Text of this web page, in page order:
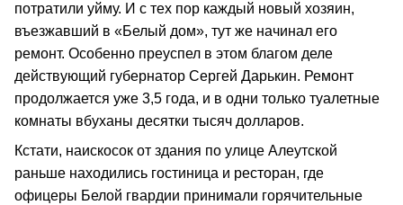
потратили уйму. И с тех пор каждый новый хозяин,
въезжавший в «Белый дом», тут же начинал его
ремонт. Особенно преуспел в этом благом деле
действующий губернатор Сергей Дарькин. Ремонт
продолжается уже 3,5 года, и в одни только туалетные
комнаты вбуханы десятки тысяч долларов.
Кстати, наискосок от здания по улице Алеутской
раньше находились гостиница и ресторан, где
офицеры Белой гвардии принимали горячительные